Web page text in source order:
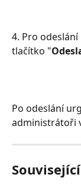
4. Pro
tlačítko "
Po odeslání
administrátoři